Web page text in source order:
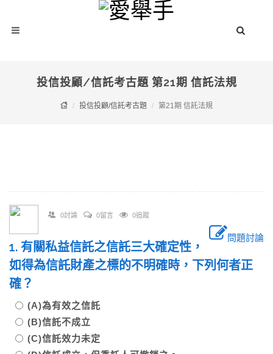
投信投顧/信託考古題 第21期 信託法規
投信投顧/信託考古題 第21期 信託法規
0討論 0留言 0追蹤
問題討論
1. 有關私益信託之信託三大確定性，
如得為信託財產之標的不明確時，下列何者正
確？
(A)為有效之信託
(B)信託不成立
(C)信託效力未定